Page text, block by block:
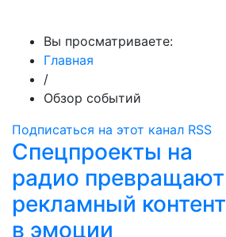
Вы просматриваете:
Главная
/
Обзор событий
Подписаться на этот канал RSS
Спецпроекты на
радио превращают
рекламный контент
в эмоции